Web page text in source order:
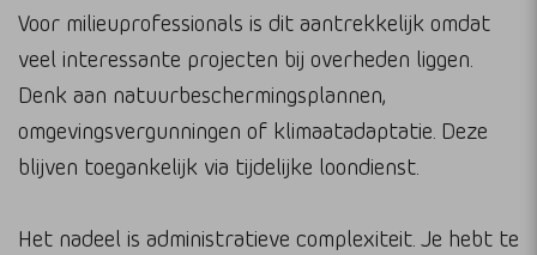
Voor milieuprofessionals is dit aantrekkelijk omdat
veel interessante projecten bij overheden liggen.
Denk aan natuurbeschermingsplannen,
omgevingsvergunningen of klimaatadaptatie. Deze
blijven toegankelijk via tijdelijke loondienst.
Het nadeel is administratieve complexiteit. Je hebt te